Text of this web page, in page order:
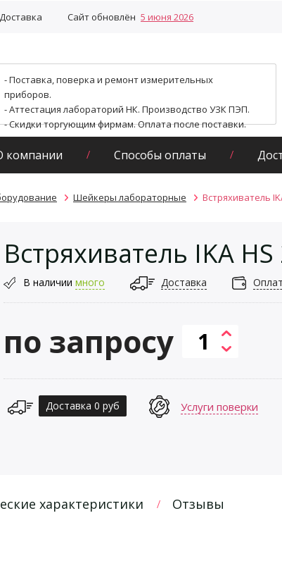
Доставка Сайт обновлён 5 июня 2026
- Поставка, поверка и ремонт измерительных
приборов.
- Аттестация лабораторий НК. Производство УЗК ПЭП.
- Скидки торгующим фирмам. Оплата после поставки.
компании Способы оплаты
Шейкеры лабораторные Встряхиватель
Встряхиватель IKA
В наличии много Доставка
по запросу
Доставка 0 руб Услуги поверки
характеристики Отзывы